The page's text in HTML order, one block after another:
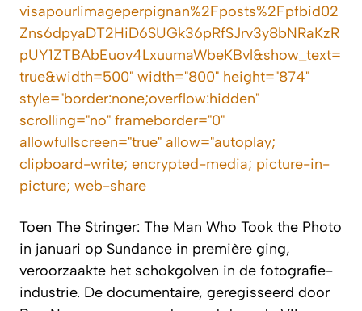
visapourlimageperpignan%2Fposts%2Fpfbid02
Zns6dpyaDT2HiD6SUGk36pRfSJrv3y8bNRaKzR
pUY1ZTBAbEuov4LxuumaWbeKBvl&show_text=
true&width=500" width="800" height="874"
style="border:none;overflow:hidden"
scrolling="no" frameborder="0"
allowfullscreen="true" allow="autoplay;
clipboard-write; encrypted-media; picture-in-
picture; web-share
Toen The Stringer: The Man Who Took the Photo
in januari op Sundance in première ging,
veroorzaakte het schokgolven in de fotografie-
industrie. De documentaire, geregisseerd door